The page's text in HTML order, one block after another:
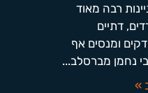
רבה מאוד
דתיים
ומנסים אף
נחמן מברסלב...
»